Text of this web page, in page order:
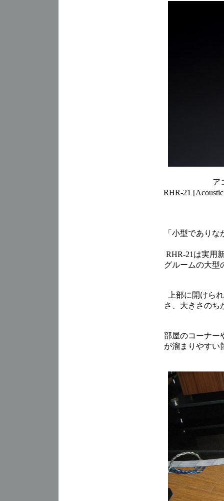
ア
RHR-21
「小型であり
RHR-21は実用
グルームの大型
上部に開けら
さ、大きさのち
部屋のコーナー
が溜まりやすい